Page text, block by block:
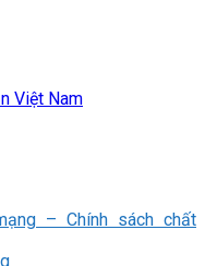
Việt Nam
– Chính sách chất